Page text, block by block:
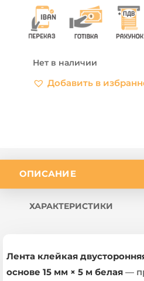
Нет в наличии
Добавить в
ОПИСАНИЕ
ХАРАКТЕРИСТИКИ
Лента клейкая
основе 15 мм × 5 м белая —